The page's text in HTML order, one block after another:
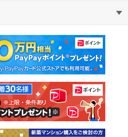
中古マンション
中古一戸建て
土地
教えて！住まいの先生